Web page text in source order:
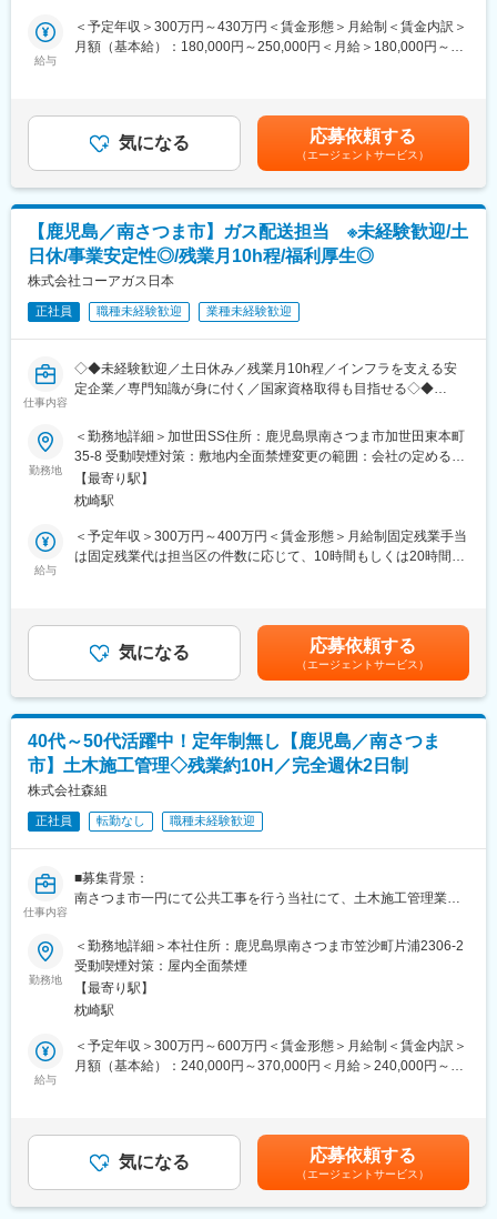
代:3名）
幅広い年代の方が活躍いただけてます！女性の方も活躍中！
値評価）による評価制度を採用しており、結果ばかりではなく過
程にも目を向けて、社員の評価を行っております。
■働き方：
・週休：シフトによる週2日制です。
※シフトの都合により、1日休みの週が発生する可能性がありま
す。
・転勤：当面の間なし（年に一回希望を取り、社員の方と相談を
しながら決めております。）
変更の範囲：会社の定める業務
▼詳細
・ガス器具修理・器具取付（ガスコンロや給湯器の修理など）
・ガス設備の設計・施工 等
※業務中の移動に際し自家用車（ガソリン代別途支給）、社用車の
＜前職の経歴は様々な方が活躍！＞
・メンバーの9割以上は異業種からの転職ですので、手に職を付け
たい方には安心の環境です！
・入社後のフォロー体制充実！
事業案内、支店見学、OJTと座学実務ともに研修は充実しており
ます。
先輩社員と数か月は一緒に行動していただき学んでいただきま
す。
独り立ちする時期は、習得レベルに応じて決めていきますので、
ご安心ください。
創業以来一貫して24時間365日何かあれば対応できる体制を整え
ており、
ガスボンベの交換等も自社の社員が運んでいることも安心につな
がり、広く支持を受けています。
ています。
変更の範囲：会社の定める業務
給与
＜予定年収＞300万円～430万円＜賃金形態＞月給制＜賃金内訳＞
月額（基本給）：180,000円～250,000円＜月給＞180,000円～
は固定手当を含めた表記です。
気になる 応募依頼する
（エージェントサービス）
【鹿児島／南さつま市】ガス配送担当 ※未経験歓迎/土
日休/事業安定性◎/残業月10h程/福利厚生◎
株式会社コーアガス日本
正社員 職種未経験歓迎 業種未経験歓迎
仕事内容
◇◆未経験歓迎／土日休み／残業月10h程／インフラを支える安
定企業／専門知識が身に付く／国家資格取得も目指せる◇◆
■採用背景：
鹿児島県を支えるインフラとして、同社は必要不可欠な存在で
す。お客様のインフラを支えるきめ細かい対応を継続するため
に、各支店で1～2名の募集を行っています。
■担当業務
同社LPガスをお使いのお客様宅を訪問、ガス配送・交換業務をメ
・プロパンガスの配送、交換業務
・ガスメーター検針、集金業務
▼補足内容：
・1日 約30～40件のお客様を周ります。ガス交換はそのうち20
件程です。
・ガスは一本80キロほどありますが、基本転がしながら対応。力
はそこまで必要ありません。
・会社としてお客様と定期的な接点を持つ部門となります。配送
時に一言お客様へ声掛けをしながら、チラシをお配りすることが
ございます。
■キャリアアップについて
増加、資格の取得状況を評価対象とし、キャリアアップが可能な
環境です。中途入社の方であっても役職を目指すことができ、最
短で2年半で主任まで上がった方もいらっしゃいます。
お客様と関わることがメインになるため、当社では”人柄採用”を重
視しております。
・メンバーの9割以上は異業種からの転職ですので、この業務をや
ってみたいという方には安心の環境です！
・入社後のフォロー体制充実！
勤務地
＜勤務地詳細＞加世田SS住所：鹿児島県南さつま市加世田東本町
35-8 受動喫煙対策：敷地内全面禁煙変更の範囲：会社の定める事
業所
【最寄り駅】
枕崎駅
給与
＜予定年収＞300万円～400万円＜賃金形態＞月給制固定残業手当
は固定残業代は担当区の件数に応じて、10時間もしくは20時間分
定残業代は担当区の件数に応じて、10時間もしくは20時間分支給
／10～20時間分、13,020円～39,160円を支給。超過分は別途支給
超過した時間外労働の残業時間代は追加支給■昇給：年1回（8
月）■賞与：年2回（8月、12月）賃金はあくまでも目安の金額で
あり、選考を通じて上下する可能性があります。月給(月額)は固定
手当を含めた表記です。
気になる 応募依頼する
（エージェントサービス）
40代～50代活躍中！定年制無し【鹿児島／南さつま
市】土木施工管理◇残業約10H／完全週休2日制
株式会社森組
正社員 転勤なし 職種未経験歓迎
仕事内容
■募集背景：
南さつま市一円にて公共工事を行う当社にて、土木施工管理業務
が多く非常に定着率のいい職場ですが、今後の人材の育成のため
新たな人材を募集しています。
＜具体的な業務＞
・建設現場での施工管理
・施工管理に関する書類作成業務
～土木施工管理業務とは～
働者たちとコミュニケーションを取り、問題があれば解決しま
す。
勤務地
＜勤務地詳細＞本社住所：鹿児島県南さつま市笠沙町片浦2306-2
受動喫煙対策：屋内全面禁煙
【最寄り駅】
枕崎駅
給与
＜予定年収＞300万円～600万円＜賃金形態＞月給制＜賃金内訳＞
月額（基本給）：240,000円～370,000円＜月給＞240,000円～
の金額であり、選考を通じて上下する可能性があります。月給(月
額)は固定手当を含めた表記です。
気になる 応募依頼する
（エージェントサービス）